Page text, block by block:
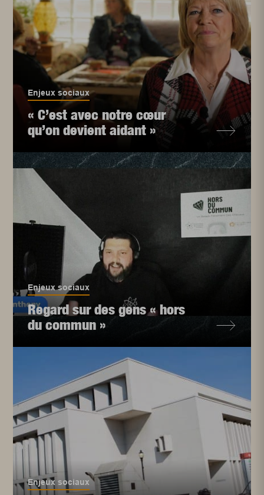
Enjeux sociaux
« C’est avec notre cœur
qu’on devient aidant »
Enjeux sociaux
Regard sur des gens « hors
du commun »
Enjeux sociaux